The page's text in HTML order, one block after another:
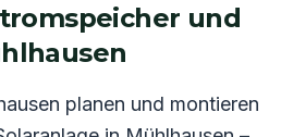
und
planen und montieren